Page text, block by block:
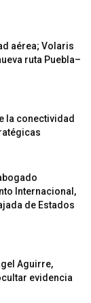
aérea; Volaris
ruta Puebla–
la conectividad
Internacional,
de Estados
Aguirre,
evidencia